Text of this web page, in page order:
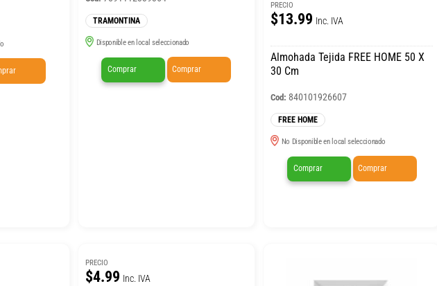
TRAMONTINA
Disponible en local seleccionado
Comprar Comprar
PRECIO
$13.99 Inc. IVA
Almohada Tejida FREE HOME 50 X
30 Cm
Cod: 840101926607
FREE HOME
No Disponible en local seleccionado
Comprar Comprar
PRECIO
$4.99 Inc. IVA